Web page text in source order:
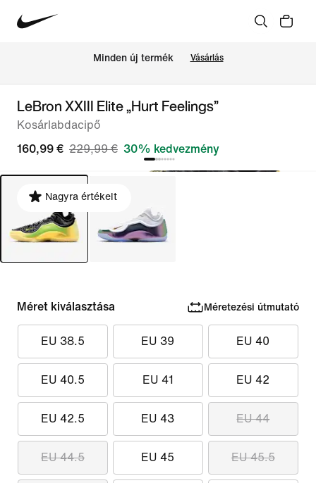
Minden új termék Vásárlás
LeBron XXIII Elite „Hurt Feelings”
Kosárlabdacipő
160,99 € 229,99 € 30% kedvezmény
Nagyra értékelt
Méret kiválasztása Méretezési útmutató
EU 38.5 EU 39 EU 40
EU 40.5 EU 41 EU 42
EU 42.5 EU 43 EU 44
EU 44.5 EU 45 EU 45.5